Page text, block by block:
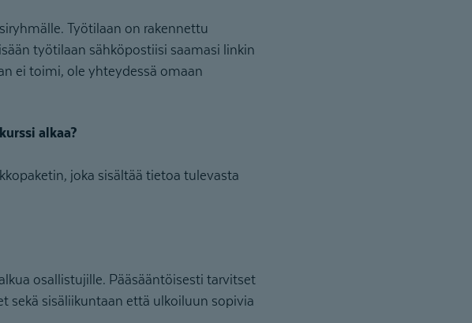
Työtilaan on rakennettu
työtilaan sähköpostiisi saamasi linkin
ei toimi, ole yhteydessä omaan
alkaa?
joka sisältää tietoa tulevasta
osallistujille. Pääsääntöisesti tarvitset
sekä sisäliikuntaan että ulkoiluun sopivia